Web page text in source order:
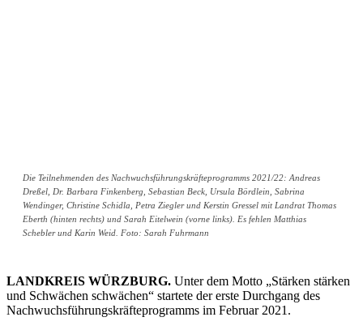
Die Teilnehmenden des Nachwuchsführungskräfteprogramms 2021/22: Andreas
Dreßel, Dr. Barbara Finkenberg, Sebastian Beck, Ursula Bördlein, Sabrina
Wendinger, Christine Schidla, Petra Ziegler und Kerstin Gressel mit Landrat Thomas
Eberth (hinten rechts) und Sarah Eitelwein (vorne links). Es fehlen Matthias
Schebler und Karin Weid. Foto: Sarah Fuhrmann
LANDKREIS WÜRZBURG. Unter dem Motto „Stärken stärken
und Schwächen schwächen“ startete der erste Durchgang des
Nachwuchsführungskräfteprogramms im Februar 2021.